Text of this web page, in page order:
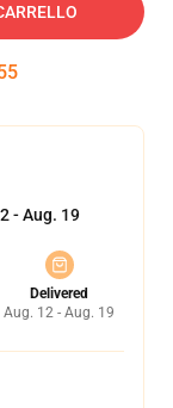
- Aug. 19
Delivered
Aug. 12 - Aug. 19